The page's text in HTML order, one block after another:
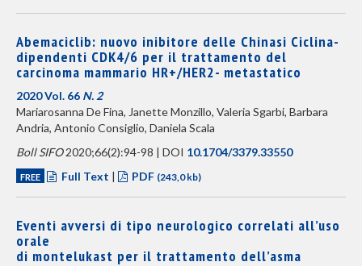
Abemaciclib: nuovo inibitore delle Chinasi Ciclina-
dipendenti CDK4/6 per il trattamento del
carcinoma mammario HR+/HER2- metastatico
2020 Vol. 66 N. 2
Mariarosanna De Fina, Janette Monzillo, Valeria Sgarbi, Barbara
Andria, Antonio Consiglio, Daniela Scala
Boll SIFO2020;66(2):94-98 | DOI 10.1704/3379.33550
FREE Full Text | PDF (243,0 kb)
Eventi avversi di tipo neurologico correlati all’uso
orale
di montelukast per il trattamento dell’asma